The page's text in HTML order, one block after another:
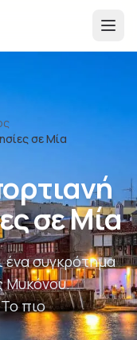
σε Μία
σε Μία
ένα συγκρότημα
Μυκόνου.
πιο